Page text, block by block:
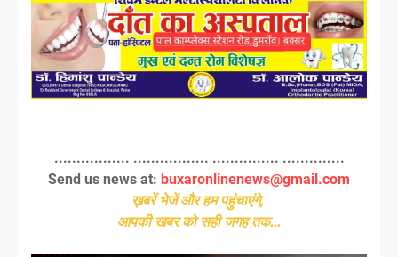
................. ................. ............... ..............
Send us news at: buxaronlinenews@gmail.com
ख़बरें भेजें और हम पहुंचाएंगे,
आपकी खबर को सही जगह तक...